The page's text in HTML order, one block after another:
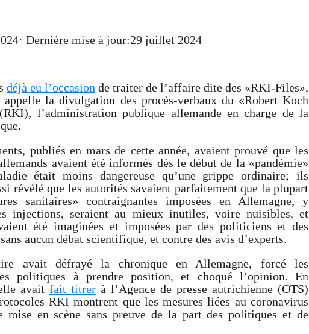
Dernière mise à jour:29 juillet 2024
déjà eu l’occasion de traiter de l’affaire dite des «RKI-Files»,
appelle la divulgation des procès-verbaux du «Robert Koch
l’administration publique allemande en charge de la
publiés en mars de cette année, avaient prouvé que les
avaient été informés dès le début de la «pandémie»
était moins dangereuse qu’une grippe ordinaire; ils
révélé que les autorités savaient parfaitement que la plupart
sanitaires» contraignantes imposées en Allemagne, y
injections, seraient au mieux inutiles, voire nuisibles, et
été imaginées et imposées par des politiciens et des
aucun débat scientifique, et contre des avis d’experts.
avait défrayé la chronique en Allemagne, forcé les
politiques à prendre position, et choqué l’opinion. En
avait fait titrer à l’Agence de presse autrichienne (OTS)
RKI montrent que les mesures liées au coronavirus
mise en scène sans preuve de la part des politiques et de